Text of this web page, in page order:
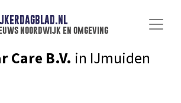
noordwijk en omgeving
Care B.V. in IJmuiden